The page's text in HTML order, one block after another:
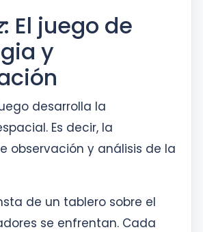
: El juego de
y
desarrolla la
Es decir, la
observación y análisis de la
de un tablero sobre el
se enfrentan. Cada